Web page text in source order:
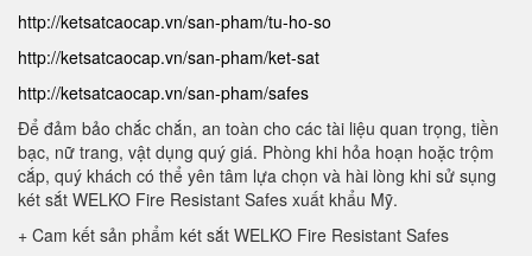
http://ketsatcaocap.vn/san-pham/tu-ho-so
http://ketsatcaocap.vn/san-pham/ket-sat
http://ketsatcaocap.vn/san-pham/safes
Để đảm bảo chắc chắn, an toàn cho các tài liệu quan trọng, tiền
bạc, nữ trang, vật dụng quý giá. Phòng khi hỏa hoạn hoặc trộm
cắp, quý khách có thể yên tâm lựa chọn và hài lòng khi sử sụng
két sắt WELKO Fire Resistant Safes xuất khẩu Mỹ.
+ Cam kết sản phẩm két sắt WELKO Fire Resistant Safes